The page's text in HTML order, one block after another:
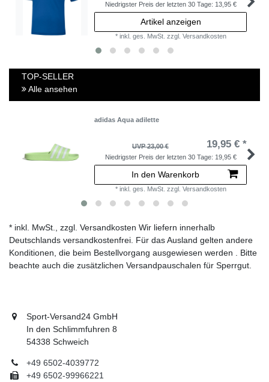
Niedrigster Preis der letzten 30 Tage: 13,95 €
Artikel anzeigen
* inkl. ges. MwSt. zzgl. Versandkosten
TOP-SELLER
Alle ansehen
adidas Aqua adilette
UVP 23,00 € 19,95 € *
Niedrigster Preis der letzten 30 Tage: 19,95 €
In den Warenkorb
* inkl. ges. MwSt. zzgl. Versandkosten
* inkl. MwSt., zzgl. Versandkosten Wir liefern innerhalb
Deutschlands versandkostenfrei. Für das Ausland gelten andere
Konditionen, die beim Bestellvorgang ausgewiesen werden . Bitte
beachte auch die zusätzlichen Versandpauschalen für Sperrgut.
Sport-Versand24 GmbH
In den Schlimmfuhren 8
54338 Schweich
+49 6502-4039772
+49 6502-99966221